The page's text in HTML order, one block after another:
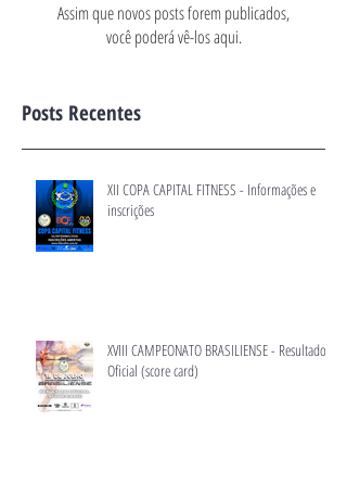
Assim que novos posts forem publicados,
você poderá vê-los aqui.
Posts Recentes
XII COPA CAPITAL FITNESS - Informações e
inscrições
XVIII CAMPEONATO BRASILIENSE - Resultado
Oficial (score card)